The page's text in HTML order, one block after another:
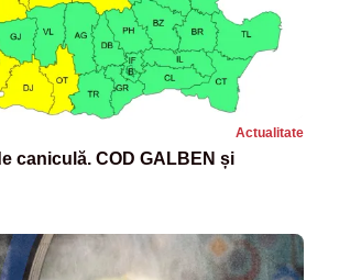
Actualitate
caniculă. COD GALBEN și